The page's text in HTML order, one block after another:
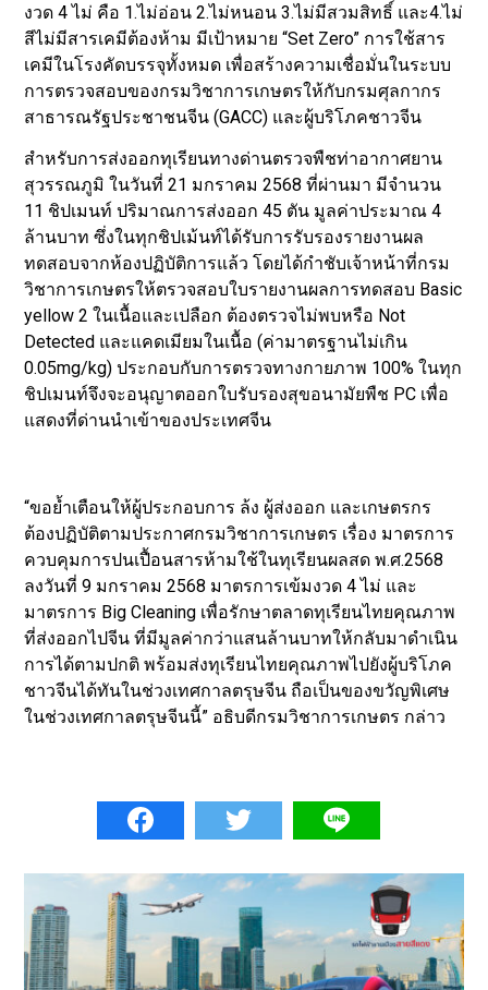
งวด 4 ไม่ คือ 1.ไม่อ่อน 2.ไม่หนอน 3.ไม่มีสวมสิทธิ์ และ4.ไม่
สีไม่มีสารเคมีต้องห้าม มีเป้าหมาย “Set Zero” การใช้สาร
เคมีในโรงคัดบรรจุทั้งหมด เพื่อสร้างความเชื่อมั่นในระบบ
การตรวจสอบของกรมวิชาการเกษตรให้กับกรมศุลกากร
สาธารณรัฐประชาชนจีน (GACC) และผู้บริโภคชาวจีน
สำหรับการส่งออกทุเรียนทางด่านตรวจพืชท่าอากาศยาน
สุวรรณภูมิ ในวันที่ 21 มกราคม 2568 ที่ผ่านมา มีจำนวน
11 ชิปเมนท์ ปริมาณการส่งออก 45 ตัน มูลค่าประมาณ 4
ล้านบาท ซึ่งในทุกชิปเม้นท์ได้รับการรับรองรายงานผล
ทดสอบจากห้องปฏิบัติการแล้ว โดยได้กำชับเจ้าหน้าที่กรม
วิชาการเกษตรให้ตรวจสอบใบรายงานผลการทดสอบ Basic
yellow 2 ในเนื้อและเปลือก ต้องตรวจไม่พบหรือ Not
Detected และแคดเมียมในเนื้อ (ค่ามาตรฐานไม่เกิน
0.05mg/kg) ประกอบกับการตรวจทางกายภาพ 100% ในทุก
ชิปเมนท์จึงจะอนุญาตออกใบรับรองสุขอนามัยพืช PC เพื่อ
แสดงที่ด่านนำเข้าของประเทศจีน
“ขอย้ำเตือนให้ผู้ประกอบการ ล้ง ผู้ส่งออก และเกษตรกร
ต้องปฏิบัติตามประกาศกรมวิชาการเกษตร เรื่อง มาตรการ
ควบคุมการปนเปื้อนสารห้ามใช้ในทุเรียนผลสด พ.ศ.2568
ลงวันที่ 9 มกราคม 2568 มาตรการเข้มงวด 4 ไม่ และ
มาตรการ Big Cleaning เพื่อรักษาตลาดทุเรียนไทยคุณภาพ
ที่ส่งออกไปจีน ที่มีมูลค่ากว่าแสนล้านบาทให้กลับมาดำเนิน
การได้ตามปกติ พร้อมส่งทุเรียนไทยคุณภาพไปยังผู้บริโภค
ชาวจีนได้ทันในช่วงเทศกาลตรุษจีน ถือเป็นของขวัญพิเศษ
ในช่วงเทศกาลตรุษจีนนี้” อธิบดีกรมวิชาการเกษตร กล่าว